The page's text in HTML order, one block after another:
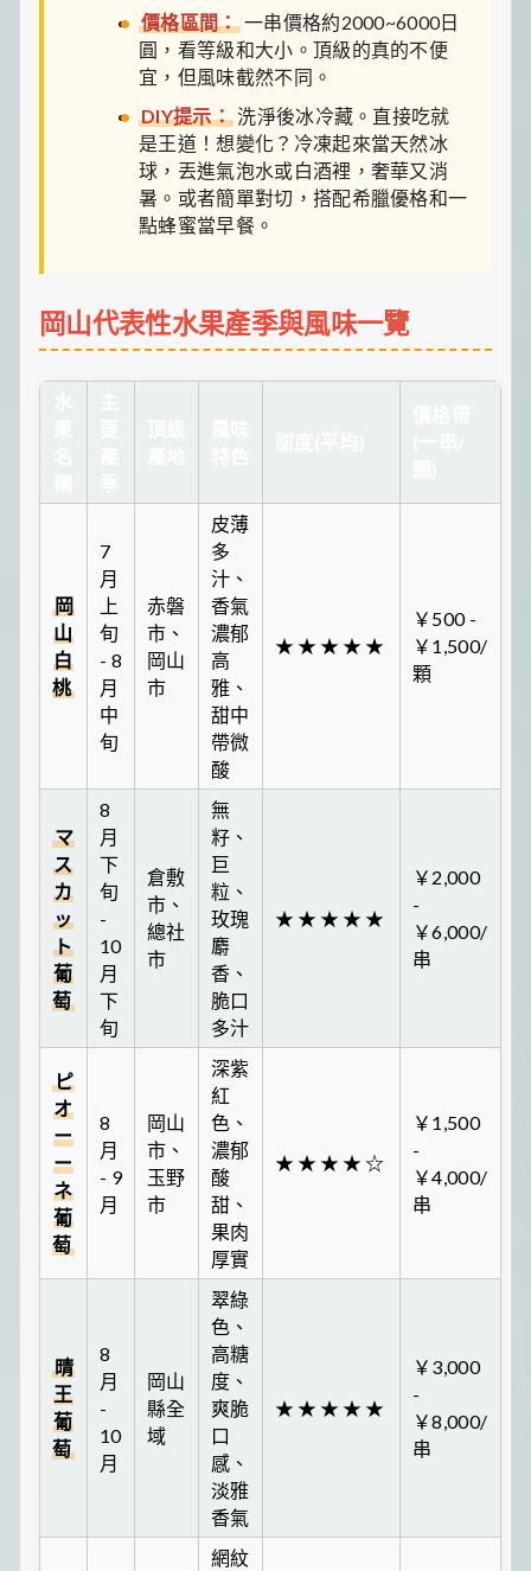
價格區間：一串價格約2000~6000日
圓，看等級和大小。頂級的真的不便
宜，但風味截然不同。
DIY提示：洗淨後冰冷藏。直接吃就
是王道！想變化？冷凍起來當天然冰
球，丟進氣泡水或白酒裡，奢華又消
暑。或者簡單對切，搭配希臘優格和一
點蜂蜜當早餐。
岡山代表性水果產季與風味一覽
岡
山
白
桃
7
月
上
旬
- 8
月
中
旬
赤磐
市、
岡山
市
皮薄
多
汁、
香氣
濃郁
高
雅、
甜中
帶微
酸
★★★★★
￥500 -
￥1,500/
顆
マ
ス
カ
ッ
ト
葡
萄
8
月
下
旬
-
10
月
下
旬
倉敷
市、
總社
市
無
籽、
巨
粒、
玫瑰
麝
香、
脆口
多汁
★★★★★
￥2,000
-
￥6,000/
串
ピ
オ
ー
ー
ネ
葡
萄
8
月
- 9
月
岡山
市、
玉野
市
深紫
紅
色、
濃郁
酸
甜、
果肉
厚實
★★★★☆
￥1,500
-
￥4,000/
串
晴
王
葡
萄
8
月
-
10
月
岡山
縣全
域
翠綠
色、
高糖
度、
爽脆
口
感、
淡雅
香氣
★★★★★
￥3,000
-
￥8,000/
串
網紋